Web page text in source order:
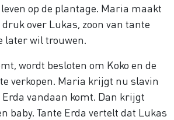
op de plantage. Maria maakt
over Lukas, zoon van tante
later wil trouwen.
wordt besloten om Koko en de
verkopen. Maria krijgt nu slavin
vandaan komt. Dan krijgt
baby. Tante Erda vertelt dat Lukas